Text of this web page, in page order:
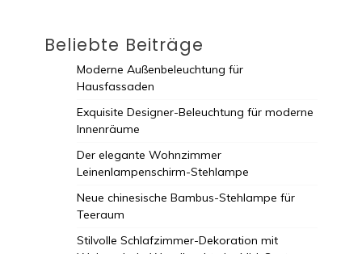
Beliebte Beiträge
Moderne Außenbeleuchtung für
Hausfassaden
Exquisite Designer-Beleuchtung für moderne
Innenräume
Der elegante Wohnzimmer
Leinenlampenschirm-Stehlampe
Neue chinesische Bambus-Stehlampe für
Teeraum
Stilvolle Schlafzimmer-Dekoration mit